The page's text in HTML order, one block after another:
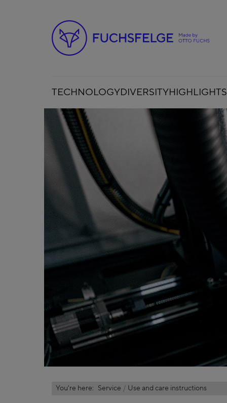
TECHNOLOGYDIVERSITYHIGHLIGHTS
You're here: Service Use and care instructions